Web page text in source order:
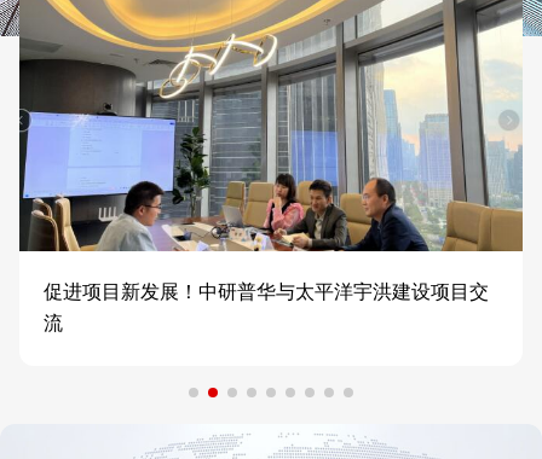
促进项目新发展！中研普华与太平洋宇洪建设项目交
流